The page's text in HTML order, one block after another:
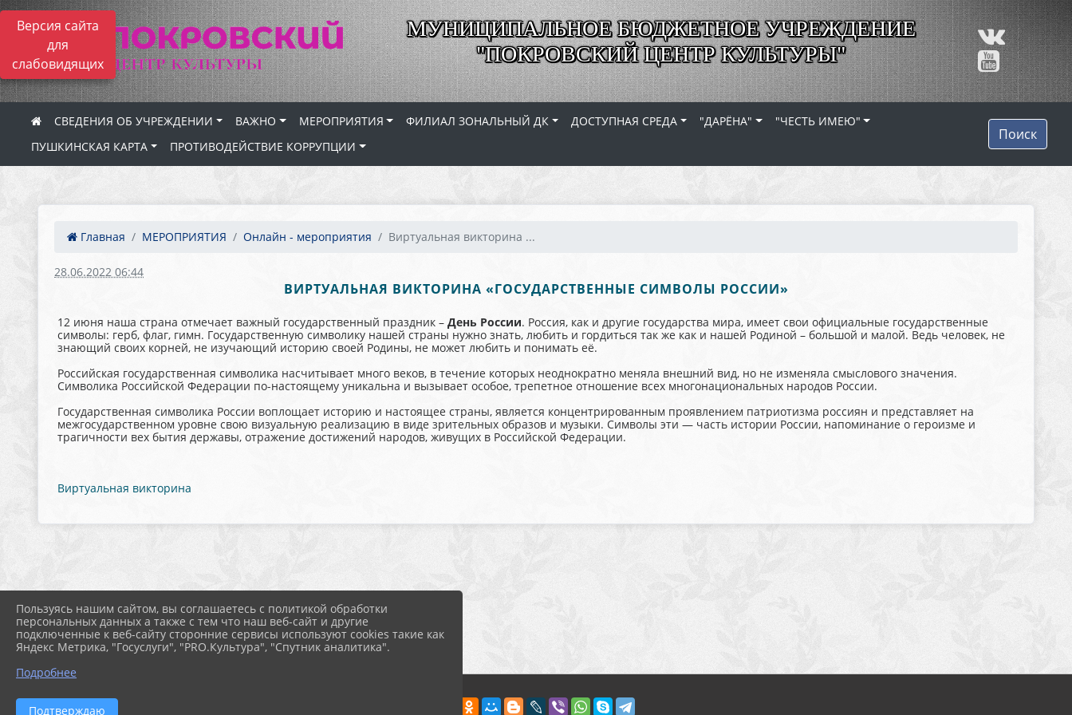
Версия сайта
для
слабовидящих
МУНИЦИПАЛЬНОЕ БЮДЖЕТНОЕ УЧРЕЖДЕНИЕ
"ПОКРОВСКИЙ ЦЕНТР КУЛЬТУРЫ"
СВЕДЕНИЯ ОБ УЧРЕЖДЕНИИ ВАЖНО МЕРОПРИЯТИЯ ФИЛИАЛ ЗОНАЛЬНЫЙ ДК ДОСТУПНАЯ СРЕДА "ДАРЁНА"
"ЧЕСТЬ ИМЕЮ"
ПУШКИНСКАЯ КАРТА
ПРОТИВОДЕЙСТВИЕ КОРРУПЦИИ
Поиск
Главная МЕРОПРИЯТИЯ Онлайн - мероприятия Виртуальная викторина ...
28.06.2022 06:44
ВИРТУАЛЬНАЯ ВИКТОРИНА «ГОСУДАРСТВЕННЫЕ СИМВОЛЫ РОССИИ»
12 июня наша страна отмечает важный государственный праздник – День России. Россия, как и другие государства мира, имеет свои официальные государственные
символы: герб, флаг, гимн. Государственную символику нашей страны нужно знать, любить и гордиться так же как и нашей Родиной – большой и малой. Ведь человек, не
знающий своих корней, не изучающий историю своей Родины, не может любить и понимать её.
Российская государственная символика насчитывает много веков, в течение которых неоднократно меняла внешний вид, но не изменяла смыслового значения.
Символика Российской Федерации по-настоящему уникальна и вызывает особое, трепетное отношение всех многонациональных народов России.
Государственная символика России воплощает историю и настоящее страны, является концентрированным проявлением патриотизма россиян и представляет на
межгосударственном уровне свою визуальную реализацию в виде зрительных образов и музыки. Символы эти — часть истории России, напоминание о героизме и
трагичности вех бытия державы, отражение достижений народов, живущих в Российской Федерации.
Виртуальная викторина
Пользуясь нашим сайтом, вы соглашаетесь с политикой обработки
персональных данных а также с тем что наш веб-сайт и другие
подключенные к веб-сайту сторонние сервисы используют cookies такие как
Яндекс Метрика, "Госуслуги", "PRO.Культура", "Спутник аналитика".
Подробнее
Подтверждаю